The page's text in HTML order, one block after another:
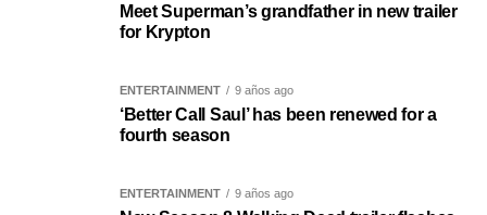
Meet Superman’s grandfather in new trailer
for Krypton
ENTERTAINMENT 9 años ago
‘Better Call Saul’ has been renewed for a
fourth season
ENTERTAINMENT 9 años ago